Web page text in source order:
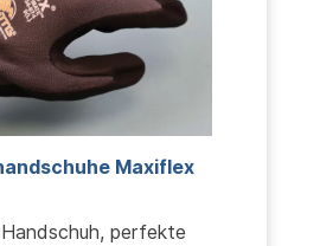
Maxiflex
perfekte